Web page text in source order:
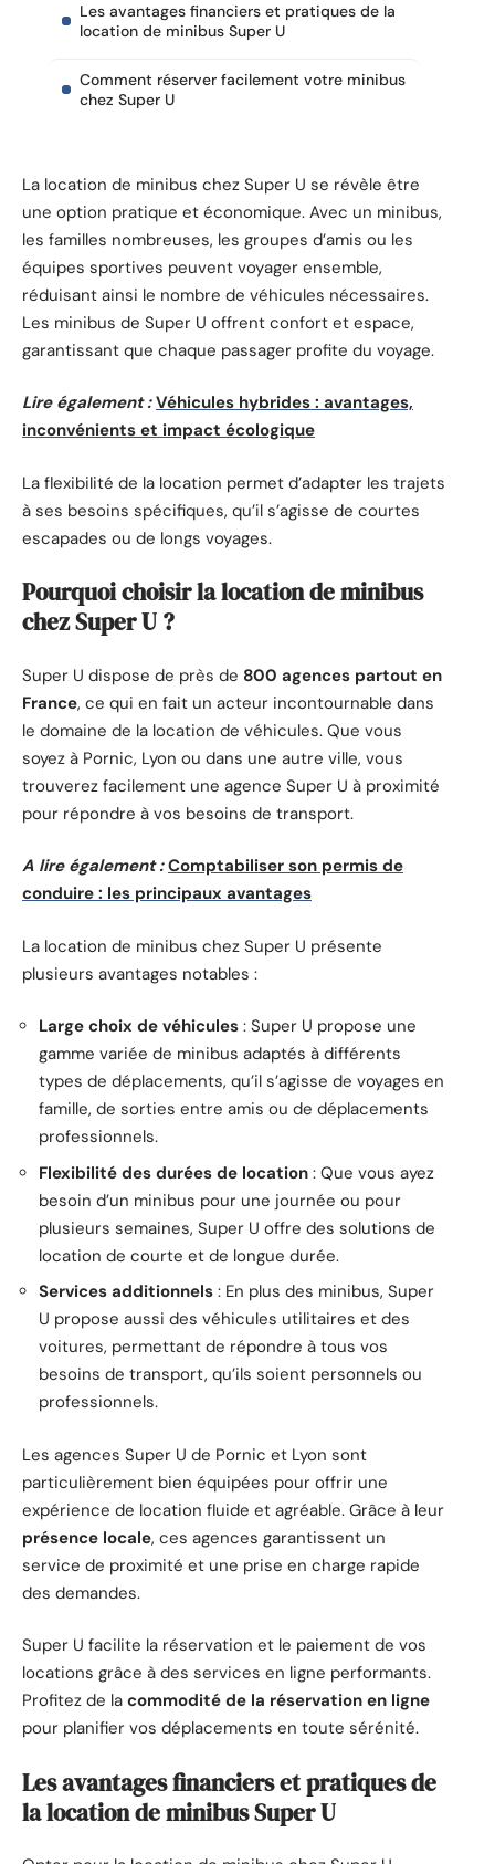
Les avantages financiers et pratiques de la
location de minibus Super U
Comment réserver facilement votre minibus
chez Super U
La location de minibus chez Super U se révèle être
une option pratique et économique. Avec un minibus,
les familles nombreuses, les groupes d’amis ou les
équipes sportives peuvent voyager ensemble,
réduisant ainsi le nombre de véhicules nécessaires.
Les minibus de Super U offrent confort et espace,
garantissant que chaque passager profite du voyage.
Lire également : Véhicules hybrides : avantages,
inconvénients et impact écologique
La flexibilité de la location permet d’adapter les trajets
à ses besoins spécifiques, qu’il s’agisse de courtes
escapades ou de longs voyages.
Pourquoi choisir la location de minibus
chez Super U ?
Super U dispose de près de 800 agences partout en
France, ce qui en fait un acteur incontournable dans
le domaine de la location de véhicules. Que vous
soyez à Pornic, Lyon ou dans une autre ville, vous
trouverez facilement une agence Super U à proximité
pour répondre à vos besoins de transport.
A lire également : Comptabiliser son permis de
conduire : les principaux avantages
La location de minibus chez Super U présente
plusieurs avantages notables :
Large choix de véhicules : Super U propose une
gamme variée de minibus adaptés à différents
types de déplacements, qu’il s’agisse de voyages en
famille, de sorties entre amis ou de déplacements
professionnels.
Flexibilité des durées de location : Que vous ayez
besoin d’un minibus pour une journée ou pour
plusieurs semaines, Super U offre des solutions de
location de courte et de longue durée.
Services additionnels : En plus des minibus, Super
U propose aussi des véhicules utilitaires et des
voitures, permettant de répondre à tous vos
besoins de transport, qu’ils soient personnels ou
professionnels.
Les agences Super U de Pornic et Lyon sont
particulièrement bien équipées pour offrir une
expérience de location fluide et agréable. Grâce à leur
présence locale, ces agences garantissent un
service de proximité et une prise en charge rapide
des demandes.
Super U facilite la réservation et le paiement de vos
locations grâce à des services en ligne performants.
Profitez de la commodité de la réservation en ligne
pour planifier vos déplacements en toute sérénité.
Les avantages financiers et pratiques de
la location de minibus Super U